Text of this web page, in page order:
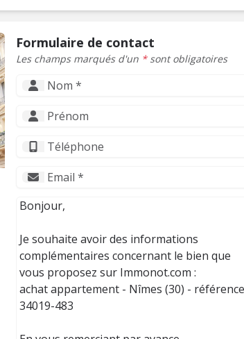
Formulaire de contact
Les champs marqués d'un *sont obligatoires